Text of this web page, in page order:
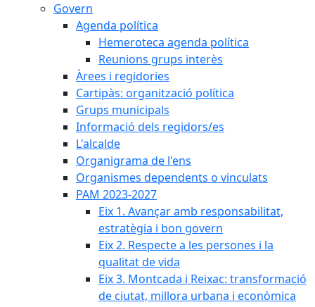
Govern
Agenda política
Hemeroteca agenda política
Reunions grups interès
Àrees i regidories
Cartipàs: organització política
Grups municipals
Informació dels regidors/es
L'alcalde
Organigrama de l'ens
Organismes dependents o vinculats
PAM 2023-2027
Eix 1. Avançar amb responsabilitat,
estratègia i bon govern
Eix 2. Respecte a les persones i la
qualitat de vida
Eix 3. Montcada i Reixac: transformació
de ciutat, millora urbana i econòmica